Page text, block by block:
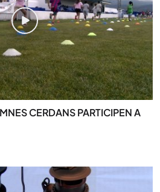
CERDANS PARTICIPEN A